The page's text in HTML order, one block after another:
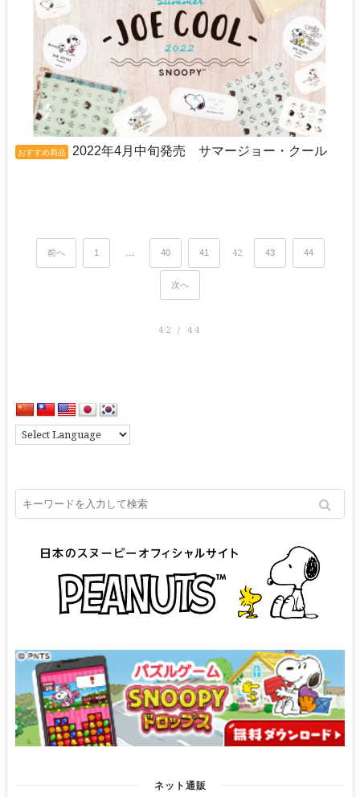
おすすめ商品 2022年4月中旬発売 サマージョー・クール
前へ 1 … 40 41 42 43 44
次へ
42 / 44
ネット通販